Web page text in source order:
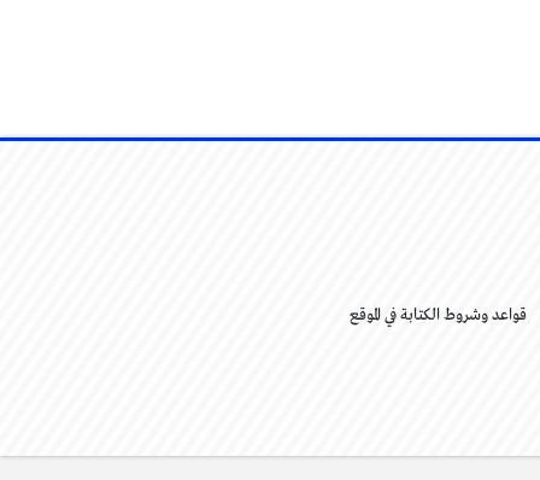
قواعد وشروط الكتابة في الموقع